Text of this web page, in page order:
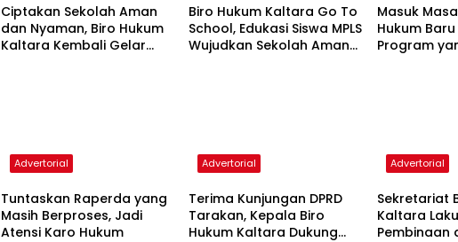
Ciptakan Sekolah Aman
dan Nyaman, Biro Hukum
Kaltara Kembali Gelar
Biro Hukum Kaltara Go To
School, Edukasi Siswa MPLS
Wujudkan Sekolah Aman
Masuk
Hukum
Program
Advertorial
Tuntaskan Raperda yang
Masih Berproses, Jadi
Atensi Karo Hukum
Advertorial
Terima Kunjungan DPRD
Tarakan, Kepala Biro
Hukum Kaltara Dukung
Advertorial
Sekretariat
Kaltara
Pembinaan